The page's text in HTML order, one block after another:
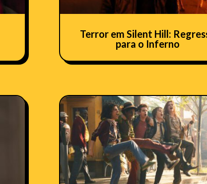
Terror em Silent Hill:
para o Inferno